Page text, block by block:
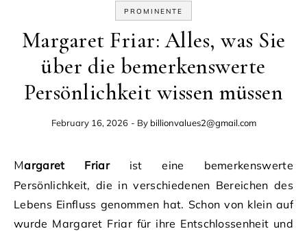
PROMINENTE
Margaret Friar: Alles, was Sie
über die bemerkenswerte
Persönlichkeit wissen müssen
February 16, 2026 - By billionvalues2@gmail.com
Margaret Friarist eine bemerkenswerte
Persönlichkeit, die in verschiedenen Bereichen des
Lebens Einfluss genommen hat. Schon von klein auf
wurde Margaret Friar für ihre Entschlossenheit und